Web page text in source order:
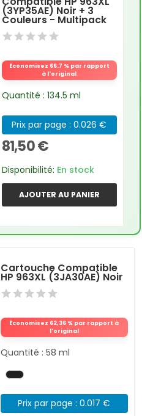
(3YP35AE) Noir + 3
Couleurs - Multipack
Économisez 66.7 % par rapport
à l'original
Quantité : 134.5 ml
Prix par page : 0.026 €
81,50 €
Disponibilité: En stock
AJOUTER AU PANIER
Cartouche Compatible
HP 963XL (3JA30AE) Noir
Économisez 62,36 % par rapport à
l'original
Quantité : 58 ml
Prix par page : 0.017 €